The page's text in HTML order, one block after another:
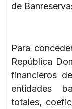
de
Para
República
financieros
entidades
totales,